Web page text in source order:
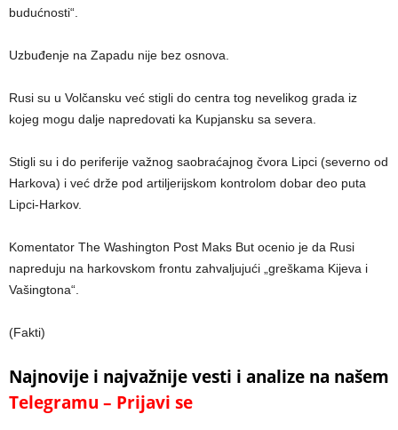
budućnosti“.
Uzbuđenje na Zapadu nije bez osnova.
Rusi su u Volčansku već stigli do centra tog nevelikog grada iz
kojeg mogu dalje napredovati ka Kupjansku sa severa.
Stigli su i do periferije važnog saobraćajnog čvora Lipci (severno od
Harkova) i već drže pod artiljerijskom kontrolom dobar deo puta
Lipci-Harkov.
Komentator The Washington Post Maks But ocenio je da Rusi
napreduju na harkovskom frontu zahvaljujući „greškama Kijeva i
Vašingtona“.
(Fakti)
Najnovije i najvažnije vesti i analize na našem
Telegramu – Prijavi se